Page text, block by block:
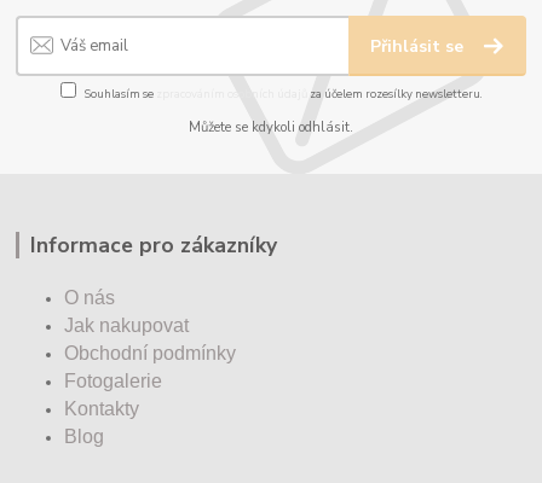
Přihlásit se
Souhlasím se za účelem rozesílky newsletteru.
Můžete se kdykoli odhlásit.
Informace pro zákazníky
O nás
Jak nakupovat
Obchodní podmínky
Fotogalerie
Kontakty
Blog